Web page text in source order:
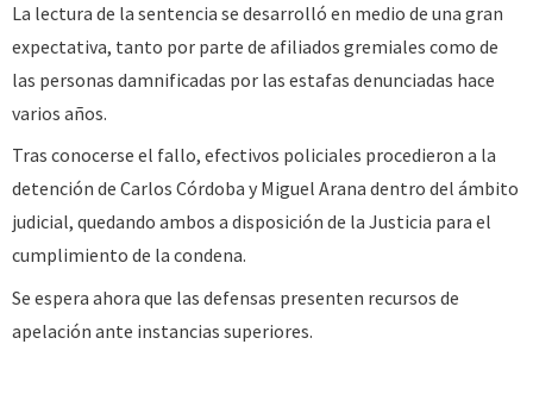
La lectura de la sentencia se desarrolló en medio de una gran
expectativa, tanto por parte de afiliados gremiales como de
las personas damnificadas por las estafas denunciadas hace
varios años.
Tras conocerse el fallo, efectivos policiales procedieron a la
detención de Carlos Córdoba y Miguel Arana dentro del ámbito
judicial, quedando ambos a disposición de la Justicia para el
cumplimiento de la condena.
Se espera ahora que las defensas presenten recursos de
apelación ante instancias superiores.